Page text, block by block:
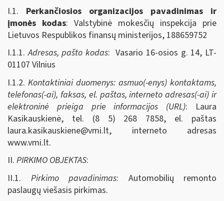
I.1. Perkančiosios organizacijos pavadinimas ir
įmonės kodas: Valstybinė mokesčių inspekcija prie
Lietuvos Respublikos finansų ministerijos, 188659752
I.1.1.Adresas, pašto kodas: Vasario 16-osios g. 14, LT-
01107 Vilnius
I.1.2. Kontaktiniai duomenys: asmuo(-enys) kontaktams,
telefonas(-ai), faksas, el. paštas, interneto adresas(-ai) ir
elektroninė prieiga prie informacijos (URL): Laura
Kasikauskienė, tel. (8 5) 268 7858, el. paštas
laura.kasikauskiene@vmi.lt, interneto adresas
www.vmi.lt.
II. PIRKIMO OBJEKTAS:
II.1. Pirkimo pavadinimas: Automobilių remonto
paslaugų viešasis pirkimas.